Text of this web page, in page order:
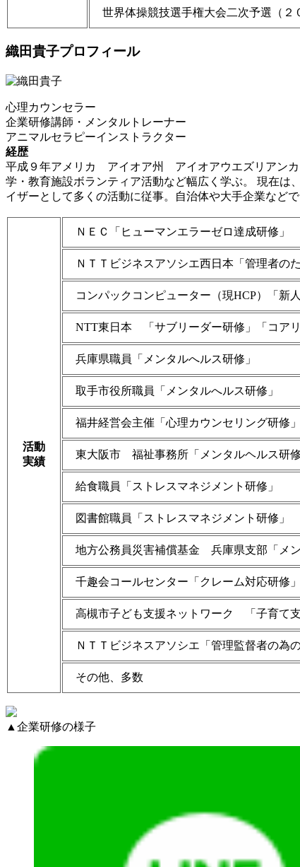
世界体操競技選手権大会二次予選（２
織田貴子プロフィール
心理カウンセラー
企業研修講師・メンタルトレーナー
アニマルセラピーインストラクター
経歴
平成９年アメリカ アイオア州 アイオアウエズリアンカ
学・教育施設ボランティア活動など幅広く学ぶ。 現在は
イザーとして多くの活動に従事。自治体や大手企業など
活動
実績
ＮＥＣ「ヒューマンエラーゼロ達成研修」
ＮＴＴビジネスアソシエ西日本「管理者の
コンパックコンピューター（現HCP）「
NTT東日本 「サブリーダー研修」「コアリ
兵庫県職員「メンタルへルス研修」
取手市役所職員「メンタルへルス研修」
福井経営会主催「心理カウンセリング研修」
東大阪市 福祉事務所「メンタルヘルス研修
給食職員「ストレスマネジメント研修」
図書館職員「ストレスマネジメント研修」
地方公務員災害補償基金 兵庫県支部「メン
千趣会コールセンター「クレーム対応研修」
高槻市子ども支援ネットワーク 「子育て支
ＮＴＴビジネスアソシエ「管理監督者の為
その他、多数
▲企業研修の様子